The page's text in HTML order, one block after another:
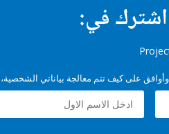
اشترك في:
وأوافق على كيف تتم معالجة بياناتي الشخصية،